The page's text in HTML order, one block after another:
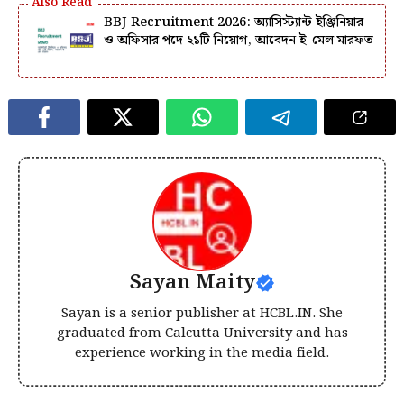
BBJ Recruitment 2026: অ্যাসিস্ট্যান্ট ইঞ্জিনিয়ার
ও অফিসার পদে ২১টি নিয়োগ, আবেদন ই-মেল মারফত
Sayan Maity
Sayan is a senior publisher at HCBL.IN. She
graduated from Calcutta University and has
experience working in the media field.